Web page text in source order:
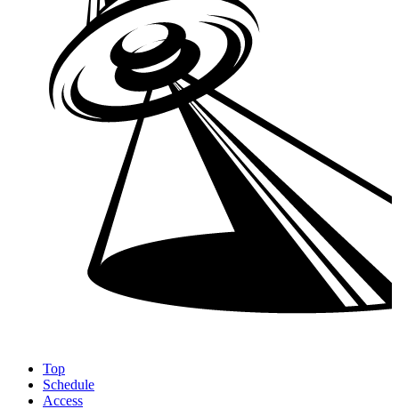
Top
Schedule
Access